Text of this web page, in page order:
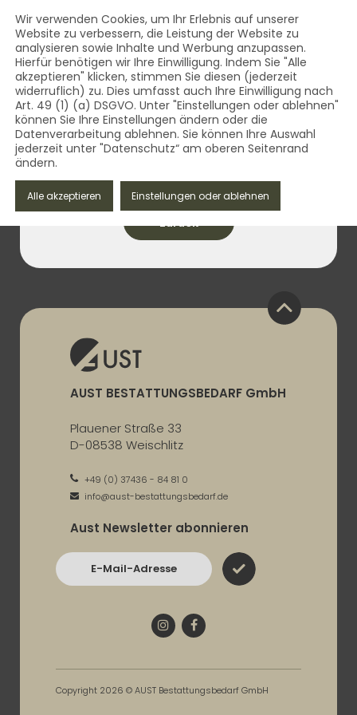
AUST Bestattungsbedarf -
AUST Bestattungsbedarf - Qualität aus dem
MENÜ
zurück
AUST BESTATTUNGSBEDARF GmbH
Plauener Straße 33
D-08538 Weischlitz
+49 (0) 37436 - 84 81 0
info@aust-bestattungsbedarf.de
Aust Newsletter abonnieren
E-Mail-Adresse
InstagramFacebook
Copyright 2026 © AUST Bestattungsbedarf GmbH
Wir verwenden Cookies, um Ihr Erlebnis auf unserer
Website zu verbessern, die Leistung der Website zu
analysieren sowie Inhalte und Werbung anzupassen.
Hierfür benötigen wir Ihre Einwilligung. Indem Sie "Alle
akzeptieren" klicken, stimmen Sie diesen (jederzeit
widerruflich) zu. Dies umfasst auch Ihre Einwilligung nach
Art. 49 (1) (a) DSGVO. Unter "Einstellungen oder ablehnen"
können Sie Ihre Einstellungen ändern oder die
Datenverarbeitung ablehnen. Sie können Ihre Auswahl
jederzeit unter "Datenschutz“ am oberen Seitenrand
ändern.
Alle akzeptieren Einstellungen oder ablehnen